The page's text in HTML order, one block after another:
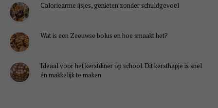
Caloriearme ijsjes, genieten zonder schuldgevoel
Wat is een Zeeuwse bolus en hoe smaakt het?
Ideaal voor het kerstdiner op school. Dit kersthapje is snel
én makkelijk te maken